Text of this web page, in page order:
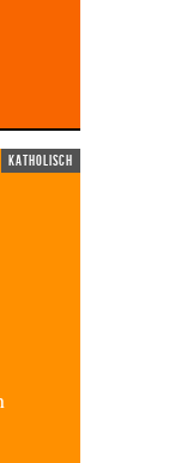
katholisch